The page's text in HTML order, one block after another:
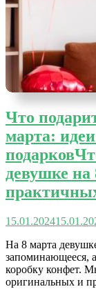
Что
марта:
подарков
девушке на
15.01.2024
На 8 марта
запоминающееся,
коробку конфет.
оригинальных и